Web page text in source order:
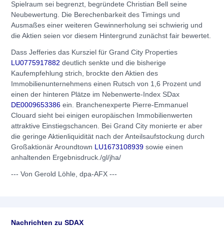
Spielraum sei begrenzt, begründete Christian Bell seine
Neubewertung. Die Berechenbarkeit des Timings und
Ausmaßes einer weiteren Gewinnerholung sei schwierig und
die Aktien seien vor diesem Hintergrund zunächst fair bewertet.
Dass Jefferies das Kursziel für Grand City Properties
LU0775917882 deutlich senkte und die bisherige
Kaufempfehlung strich, brockte den Aktien des
Immobilienunternehmens einen Rutsch von 1,6 Prozent und
einen der hinteren Plätze im Nebenwerte-Index SDax
DE0009653386 ein. Branchenexperte Pierre-Emmanuel
Clouard sieht bei einigen europäischen Immobilienwerten
attraktive Einstiegschancen. Bei Grand City monierte er aber
die geringe Aktienliquidität nach der Anteilsaufstockung durch
Großaktionär Aroundtown LU1673108939 sowie einen
anhaltenden Ergebnisdruck./gl/jha/
--- Von Gerold Löhle, dpa-AFX ---
Nachrichten zu SDAX